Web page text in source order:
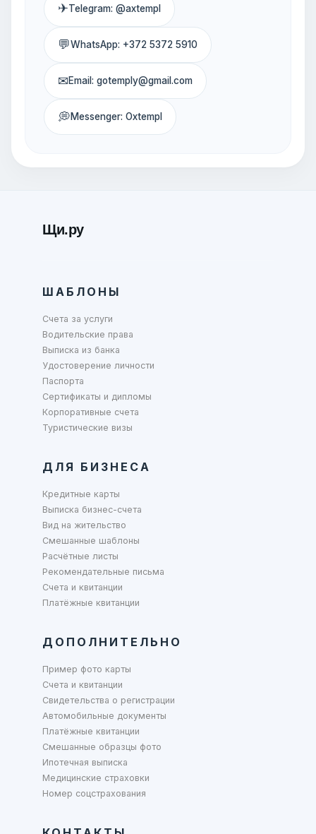
✈Telegram: @axtempl
💬WhatsApp: +372 5372 5910
✉Email: gotemply@gmail.com
💭Messenger: Oxtempl
Щи.ру
ШАБЛОНЫ
Счета за услуги
Водительские права
Выписка из банка
Удостоверение личности
Паспорта
Сертификаты и дипломы
Корпоративные счета
Туристические визы
ДЛЯ БИЗНЕСА
Кредитные карты
Выписка бизнес-счета
Вид на жительство
Смешанные шаблоны
Расчётные листы
Рекомендательные письма
Счета и квитанции
Платёжные квитанции
ДОПОЛНИТЕЛЬНО
Пример фото карты
Счета и квитанции
Свидетельства о регистрации
Автомобильные документы
Платёжные квитанции
Смешанные образцы фото
Ипотечная выписка
Медицинские страховки
Номер соцстрахования